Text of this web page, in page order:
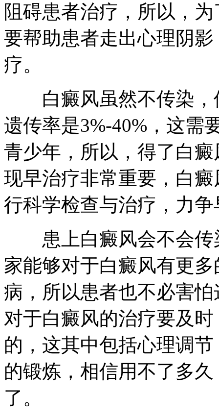
阻碍患者治疗，所以，
要帮助患者走出心理阴
疗。
白癜风虽然不传染，
遗传率是3%-40%，这需
青少年，所以，得了白
现早治疗非常重要，白
行科学检查与治疗，力
患上白癜风会不会传
家能够对于白癜风有更
病，所以患者也不必害
对于白癜风的治疗要及
的，这其中包括心理调
的锻炼，相信用不了多
了。